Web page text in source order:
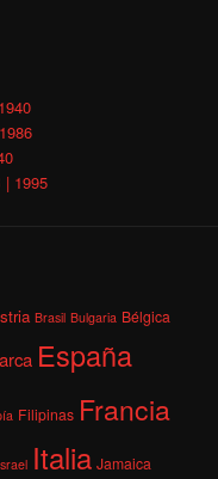
| 1995
Brasil Bulgaria Bélgica
España
Filipinas Francia
Italia Jamaica